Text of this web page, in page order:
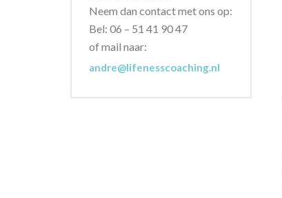
Neem dan contact met ons op:
Bel: 06 – 51 41 90 47
of mail naar:
andre@lifenesscoaching.nl